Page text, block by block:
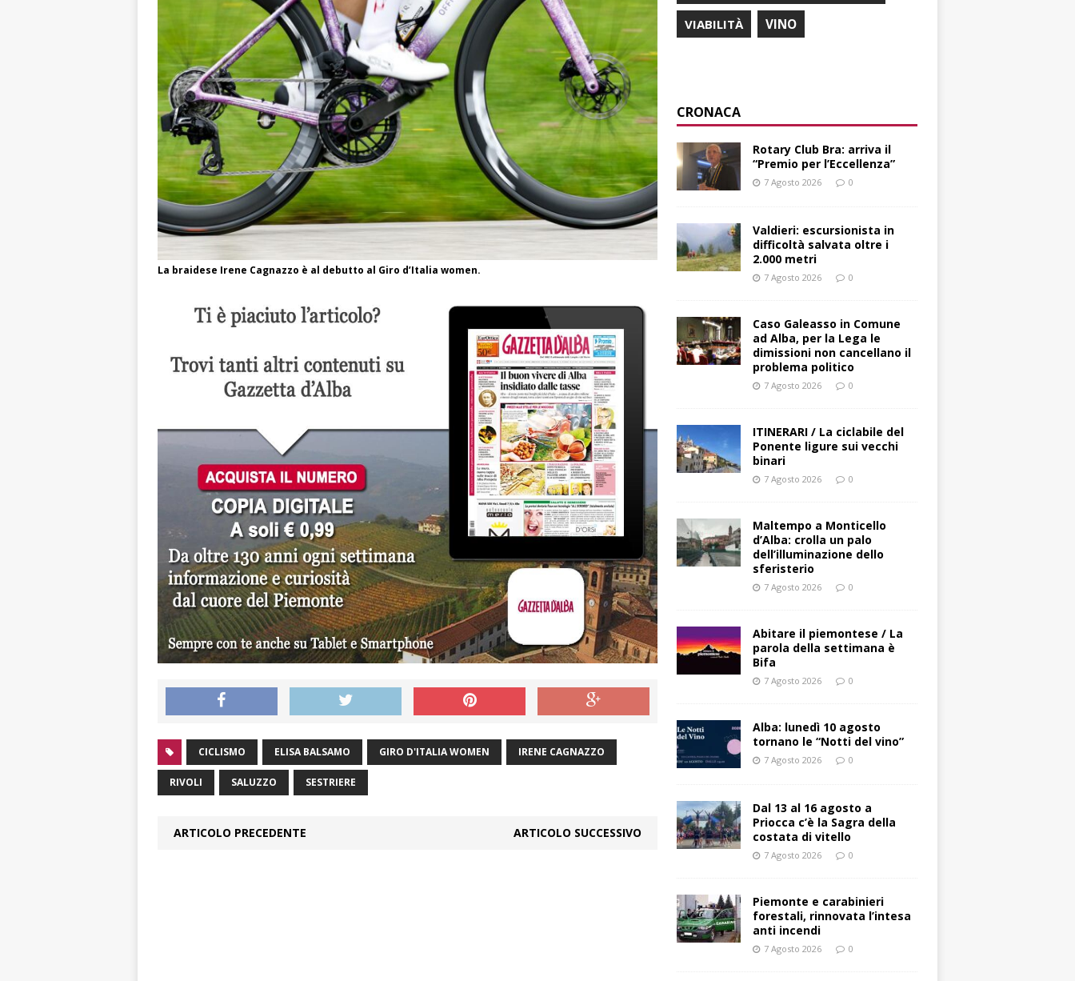
La braidese Irene Cagnazzo è al debutto al Giro d’Italia women.
CICLISMO ELISA BALSAMO GIRO D'ITALIA WOMEN IRENE CAGNAZZO
RIVOLI SALUZZO SESTRIERE
ARTICOLO PRECEDENTE ARTICOLO SUCCESSIVO
VIABILITÀ VINO
CRONACA
Rotary Club Bra: arriva il
“Premio per l’Eccellenza”
7 Agosto 2026 0
Valdieri: escursionista in
difficoltà salvata oltre i
2.000 metri
7 Agosto 2026 0
Caso Galeasso in Comune
ad Alba, per la Lega le
dimissioni non cancellano il
problema politico
7 Agosto 2026 0
ITINERARI / La ciclabile del
Ponente ligure sui vecchi
binari
7 Agosto 2026 0
Maltempo a Monticello
d’Alba: crolla un palo
dell’illuminazione dello
sferisterio
7 Agosto 2026 0
Abitare il piemontese / La
parola della settimana è
Bifa
7 Agosto 2026 0
Alba: lunedì 10 agosto
tornano le “Notti del vino”
7 Agosto 2026 0
Dal 13 al 16 agosto a
Priocca c’è la Sagra della
costata di vitello
7 Agosto 2026 0
Piemonte e carabinieri
forestali, rinnovata l’intesa
anti incendi
7 Agosto 2026 0